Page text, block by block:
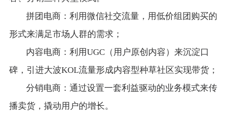
拼团电商：利用微信社交流量，用低价组团购买的
形式来满足市场人群的需求；
内容电商：利用UGC（用户原创内容）来沉淀口
碑，引进大波KOL流量形成内容型种草社区实现带货；
分销电商：通过设置一套利益驱动的业务模式来传
播卖货，撬动用户的增长。